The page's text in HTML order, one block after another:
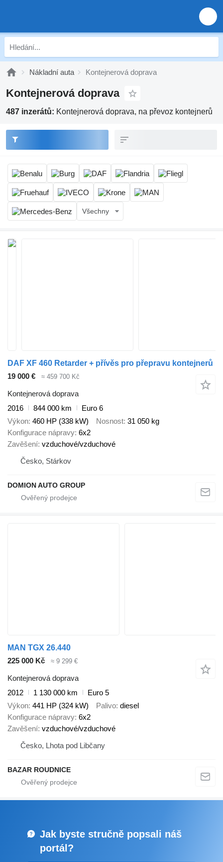
Nákladní auta Kontejnerová doprava
Kontejnerová doprava
487 inzerátů: Kontejnerová doprava, na převoz kontejnerů
Všechny
DAF XF 460 Retarder + přívěs pro přepravu kontejnerů
19 000 €
≈ 459 700 Kč
Kontejnerová doprava
2016
844 000 km
Euro 6
Výkon 460 HP (338 kW) Nosnost 31 050 kg
Konfigurace nápravy 6x2
Zavěšení vzduchové/vzduchové
Česko, Stárkov
DOMION AUTO GROUP
MAN TGX 26.440
225 000 Kč
≈ 9 299 €
Kontejnerová doprava
2012
1 130 000 km
Euro 5
Výkon 441 HP (324 kW) Palivo diesel
Konfigurace nápravy 6x2
Zavěšení vzduchové/vzduchové
Česko, Lhota pod Libčany
BAZAR ROUDNICE
Jak byste stručně popsali náš
portál?